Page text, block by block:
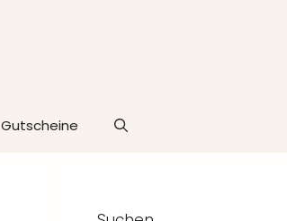
Gutscheine